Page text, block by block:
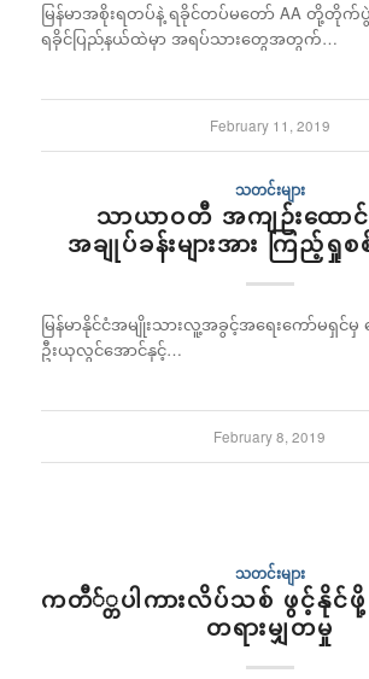
မြန်မာအစိုးရတပ်နဲ့ ရခိုင်တပ်မတော် AA တို့တိုက်
ရခိုင်ပြည်နယ်ထဲမှာ အရပ်သားတွေအတွက်…
February 11, 2019
သတင်းများ
သာယာဝတီ အကျဉ်းထောင်မ
အချုပ်ခန်းများအား ကြည့်ရှုစ
မြန်မာနိုင်ငံအမျိုးသားလူ့အခွင့်အရေးကော်မရှင်
ဦးယုလွင်အောင်နှင့်…
February 8, 2019
သတင်းများ
ကတီ်္တပါကားလိပ်သစ် ဖွင့်နိုင်
တရားမျှတမှု